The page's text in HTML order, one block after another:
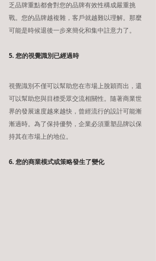
乏品牌重點都會對您的品牌有效性構成嚴重挑
戰。您的品牌越複雜，客戶就越難以理解。那麼
可能是時候退後一步來簡化和集中註意力了。
5. 您的視覺識別已經過時
視覺識別不僅可以幫助您在市場上脫穎而出，還
可以幫助您與目標受眾交流相關性。隨著商業世
界的發展速度越來越快，曾經流行的設計可能漸
漸過時。為了保持優勢，企業必須重塑品牌以保
持其在市場上的地位。
6. 您的商業模式或策略發生了變化